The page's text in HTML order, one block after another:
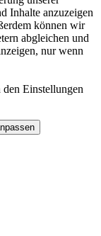
Inhalte anzuzeigen
können wir
abgleichen und
nur wenn
Einstellungen